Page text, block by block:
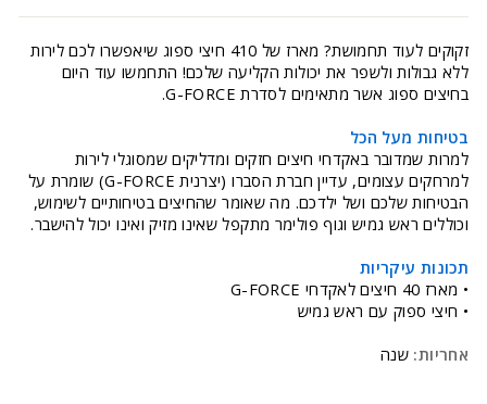
זקוקים לעוד תחמושת? מארז של 410 חיצי ספוג שיאפשרו לכם לירות
ללא גבולות ולשפר את יכולות הקליעה שלכם! התחמשו עוד היום
בחיצים ספוג אשר מתאימים לסדרת G-FORCE.
בטיחות מעל הכל
למרות שמדובר באקדחי חיצים חזקים ומדליקים שמסוגלי לירות
למרחקים עצומים, עדיין חברת הסברו (יצרנית G-FORCE) שומרת על
הבטיחות שלכם ושל ילדכם. מה שאומר שהחיצים בטיחותיים לשימוש,
וכוללים ראש גמיש וגוף פולימר מתקפל שאינו מזיק ואינו יכול להישבר.
תכונות עיקריות
• מארז 40 חיצים לאקדחי G-FORCE
• חיצי ספוק עם ראש גמיש
אחריות: שנה